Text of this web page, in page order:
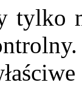
tylko